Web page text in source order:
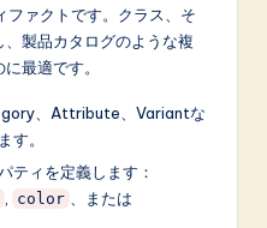
ファクトです。クラス、そ
製品カタログのような複
最適です。
、Attribute、Variantな
す。
ティを定義します：
color 、または